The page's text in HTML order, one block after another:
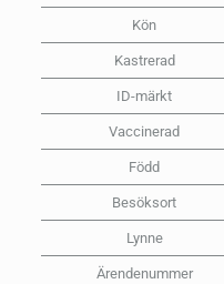
Kön
Kastrerad
ID-märkt
Vaccinerad
Född
Besöksort
Lynne
Ärendenummer